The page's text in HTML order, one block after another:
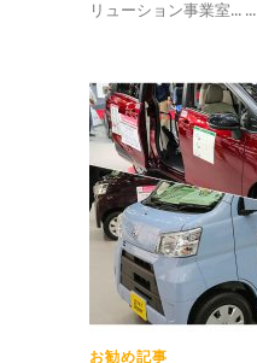
リューション事業室... ...
お勧め記事